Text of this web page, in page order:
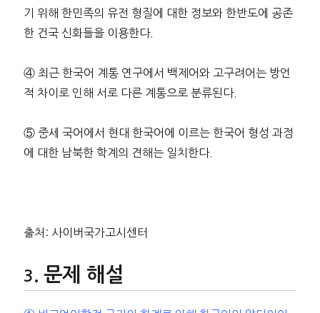
기 위해 한민족의 유전 형질에 대한 정보와 한반도에 공존
한 건국 신화들을 이용한다.
④ 최근 한국어 계통 연구에서 백제어와 고구려어는 방언
적 차이로 인해 서로 다른 계통으로 분류된다.
⑤ 중세 국어에서 현대 한국어에 이르는 한국어 형성 과정
에 대한 남북한 학계의 견해는 일치한다.
출처: 사이버국가고시센터
문제 해설